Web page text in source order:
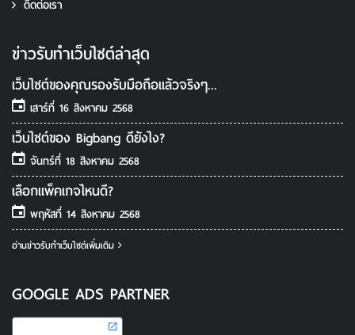
เว็บไซต์ของ Bigbang ดียังไง?
เลือกแพ็คเกจไหนดี?
พฤหัสที่ 14 สิงหาคม 2568
อ่านข่าวรับทําเว็บไซต์เพิ่มเติม
GOOGLE ADS PARTNER
The Google Partner badge is awarded to companies with Google